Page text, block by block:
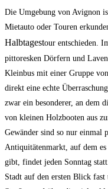
Die Umgebung von Avignon
Mietauto oder Touren
Halbtagestour entschieden.
pittoresken Dörfern und
Kleinbus mit einer Gruppe
direkt eine echte
zwar ein besonderer, an dem
von kleinen Holzbooten aus
Gewänder sind so nur einmal
Antiquitätenmarkt, auf dem
gibt, findet jeden Sonntag
Stadt auf den ersten Blick